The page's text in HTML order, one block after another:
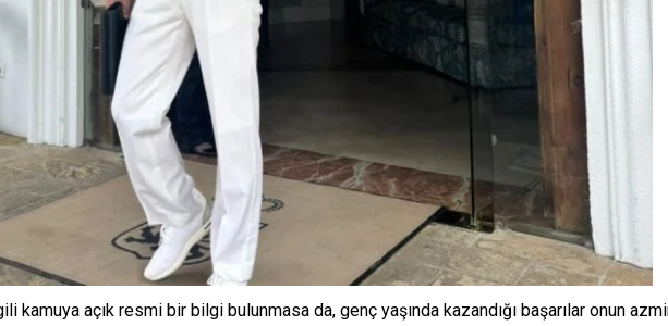
kamuya açık resmi bir bilgi bulunmasa da, genç yaşında kazandığı başarılar onun